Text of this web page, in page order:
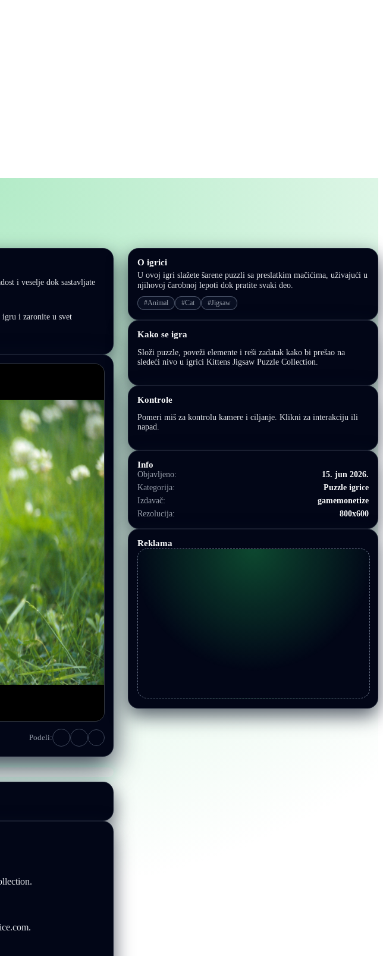
i veselje dok sastavljate
igru i zaronite u svet
Podeli:
O igrici
U ovoj igri slažete šarene puzzli sa preslatkim mačićima, uživajući u
njihovoj čarobnoj lepoti dok pratite svaki deo.
#Animal #Cat #Jigsaw
Kako se igra
Složi puzzle, poveži elemente i reši zadatak kako bi prešao na
sledeći nivo u igrici Kittens Jigsaw Puzzle Collection.
Kontrole
Pomeri miš za kontrolu kamere i ciljanje. Klikni za interakciju ili
napad.
Info
Objavljeno:
15. jun 2026.
Kategorija:
Puzzle igrice
Izdavač:
gamemonetize
Rezolucija:
800x600
Reklama